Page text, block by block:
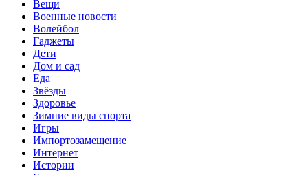
Вещи
Военные новости
Волейбол
Гаджеты
Дети
Дом и сад
Еда
Звёзды
Здоровье
Зимние виды спорта
Игры
Импортозамещение
Интернет
Истории